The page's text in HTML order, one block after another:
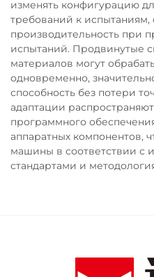
изменять конфигурацию
требований к испытаниям,
производительность при
испытаний. Продвинутые
материалов могут
одновременно,
способность без потери
адаптации
программного
аппаратных компонентов,
машины в соответствии с
стандартами и